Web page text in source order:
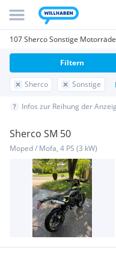
107 Sherco Sonstige
Sherco Sonstige
Filtern
Infos zur Reihung der
Sherco SM 50
Moped / Mofa, 4 PS (3 kW)